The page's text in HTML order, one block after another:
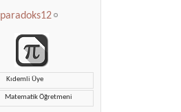
paradoks12
Kıdemli Üye
Matematik Öğretmeni